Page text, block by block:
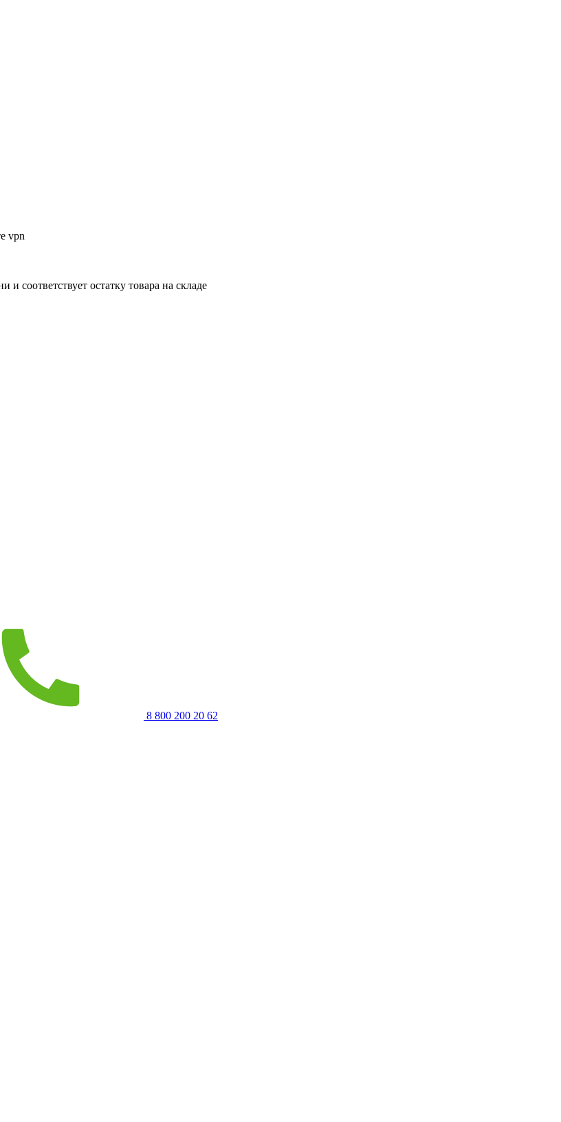
vpn
и соответствует остатку товара на складе
8 800 200 20 62